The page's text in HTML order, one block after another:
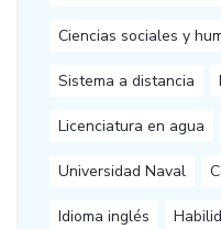
Ciencias sociales y
Sistema a distancia
Licenciatura en agua
Universidad Naval
Idioma inglés